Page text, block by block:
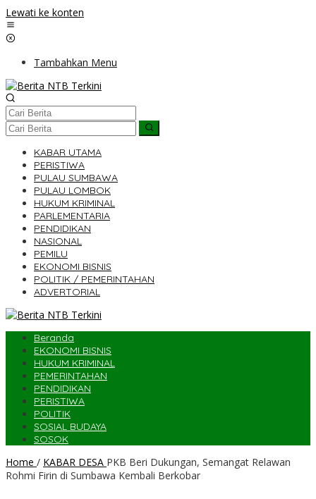
Lewati ke konten
Tambahkan Menu
KABAR UTAMA
PERISTIWA
PULAU SUMBAWA
PULAU LOMBOK
HUKUM KRIMINAL
PARLEMENTARIA
PENDIDIKAN
NASIONAL
PEMILU
EKONOMI BISNIS
POLITIK / PEMERINTAHAN
ADVERTORIAL
Beranda
EKONOMI BISNIS
HUKUM KRIMINAL
PEMERINTAHAN
PENDIDIKAN
PERISTIWA
POLITIK
SOSIAL BUDAYA
SOSOK
Home / KABAR DESA PKB Beri Dukungan, Semangat Relawan
Rohmi Firin di Sumbawa Kembali Berkobar